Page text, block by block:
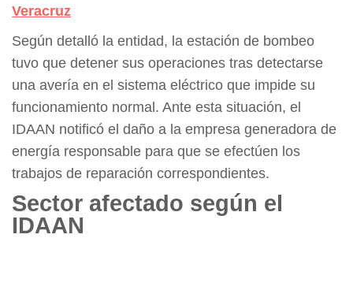
Veracruz
Según detalló la entidad, la estación de bombeo
tuvo que detener sus operaciones tras detectarse
una avería en el sistema eléctrico que impide su
funcionamiento normal. Ante esta situación, el
IDAAN notificó el daño a la empresa generadora de
energía responsable para que se efectúen los
trabajos de reparación correspondientes.
Sector afectado según el
IDAAN